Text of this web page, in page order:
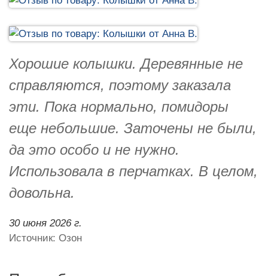
Хорошие колышки. Деревянные не
справляются, поэтому заказала
эти. Пока нормально, помидоры
еще небольшие. Заточены не были,
да это особо и не нужно.
Использовала в перчатках. В целом,
довольна.
30 июня 2026 г.
Источник: Озон